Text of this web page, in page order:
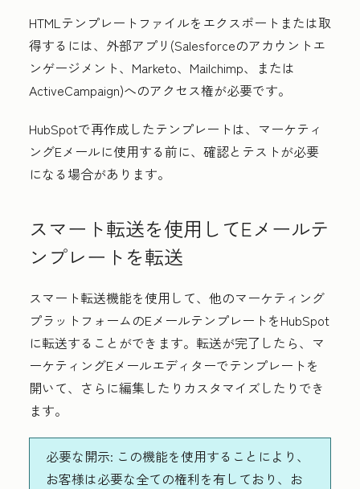
HTMLテンプレートファイルをエクスポートまたは取
得するには、外部アプリ(Salesforceのアカウントエ
ンゲージメント、Marketo、Mailchimp、または
ActiveCampaign)へのアクセス権が必要です。
HubSpotで再作成したテンプレートは、マーケティ
ングEメールに使用する前に、確認とテストが必要
になる場合があります。
スマート転送を使用してEメールテ
ンプレートを転送
スマート転送機能を使用して、他のマーケティング
プラットフォームのEメールテンプレートをHubSpot
に転送することができます。転送が完了したら、マ
ーケティングEメールエディターでテンプレートを
開いて、さらに編集したりカスタマイズしたりでき
ます。
必要な開示: この機能を使用することにより、
お客様は必要な全ての権利を有しており、お